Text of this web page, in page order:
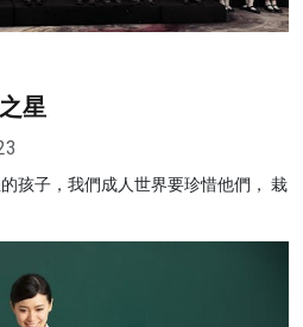
星
孩子，我們成人世界要珍惜他們， 栽